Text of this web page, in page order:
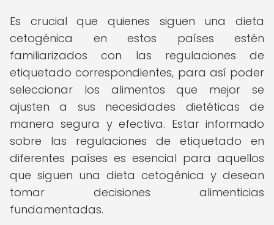
Es crucial que quienes siguen una dieta
cetogénica en estos países estén
familiarizados con las regulaciones de
etiquetado correspondientes, para así poder
seleccionar los alimentos que mejor se
ajusten a sus necesidades dietéticas de
manera segura y efectiva. Estar informado
sobre las regulaciones de etiquetado en
diferentes países es esencial para aquellos
que siguen una dieta cetogénica y desean
tomar decisiones alimenticias
fundamentadas.